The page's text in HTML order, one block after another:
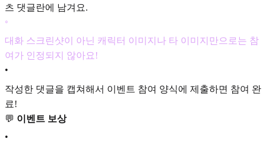
츠 댓글란에 남겨요.
◦
대화 스크린샷이 아닌 캐릭터 이미지나 타 이미지만으로는 참
여가 인정되지 않아요!
•
작성한 댓글을 캡쳐해서 이벤트 참여 양식에 제출하면 참여 완
료!
💬 이벤트 보상
•